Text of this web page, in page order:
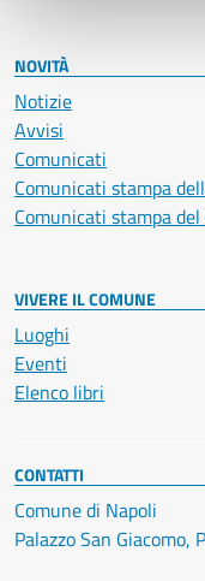
NOVITÀ
Notizie
Avvisi
Comunicati
Comunicati stampa
Comunicati stampa
VIVERE IL COMUNE
Luoghi
Eventi
Elenco libri
CONTATTI
Comune di Napoli
Palazzo San